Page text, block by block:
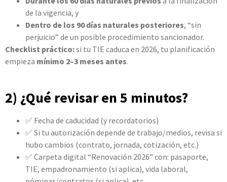
de la vigencia, y
Dentro de los 90 días naturales posteriores, “sin
perjuicio” de un posible procedimiento sancionador.
Checklist práctico:si tu TIE caduca en 2026, tu planificación
empieza mínimo 2–3 meses antes.
2) ¿Qué revisar en 5 minutos?
✅ Fecha de caducidad (y recordatorios)
✅ Si tu autorización depende de trabajo/medios, revisa si
hubo cambios (contrato, jornada, cotización, etc.)
✅ Carpeta digital “Renovación 2026” con: pasaporte,
TIE, empadronamiento (si aplica), vida laboral,